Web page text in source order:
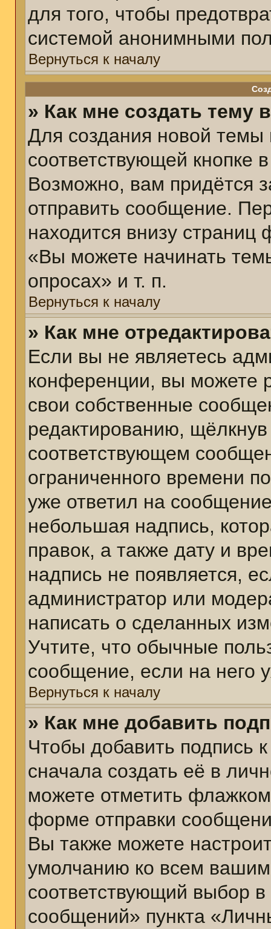
для того, чтобы
системой анонимными
Вернуться к началу
» Как мне создать тему
Для создания новой
соответствующей кнопке
Возможно, вам придётся
отправить сообщение.
находится внизу
«Вы можете начинать
опросах» и т. п.
Вернуться к началу
» Как мне
Если вы не являетесь
конференции, вы можете
свои собственные
редактированию,
соответствующем
ограниченного времени
уже ответил на
небольшая надпись,
правок, а также дату и
надпись не появляется,
администратор или
написать о сделанных
Учтите, что обычные
сообщение, если на него
Вернуться к началу
» Как мне добавить
Чтобы добавить
сначала создать её в
можете отметить
форме отправки
Вы также можете
умолчанию ко всем
соответствующий выбор
сообщений» пункта